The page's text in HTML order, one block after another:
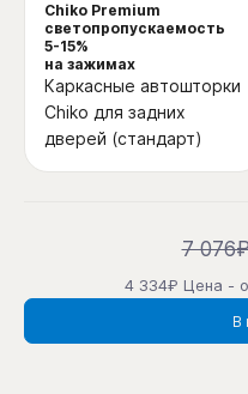
Chiko Premium
светопропускаемость
5-15%
на зажимах
Каркасные автошторки
Chiko для задних
дверей (стандарт)
7
4 334₽ Цена -
В